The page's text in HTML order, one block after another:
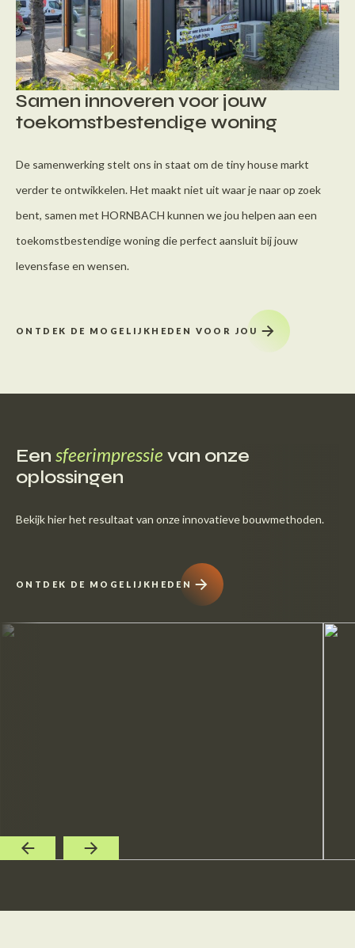
Samen innoveren voor jouw
toekomstbestendige woning
De samenwerking stelt ons in staat om de tiny house markt
verder te ontwikkelen. Het maakt niet uit waar je naar op zoek
bent, samen met HORNBACH kunnen we jou helpen aan een
toekomstbestendige woning die perfect aansluit bij jouw
levensfase en wensen.
ONTDEK DE MOGELIJKHEDEN VOOR JOU
Een sfeerimpressie van onze
oplossingen
Bekijk hier het resultaat van onze innovatieve bouwmethoden.
ONTDEK DE MOGELIJKHEDEN